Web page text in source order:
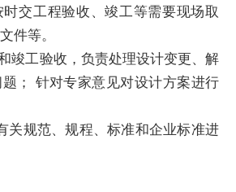
交工程验收、竣工等需要现场取
件等。
竣工验收，负责处理设计变更、解
； 针对专家意见对设计方案进行
关规范、规程、标准和企业标准进